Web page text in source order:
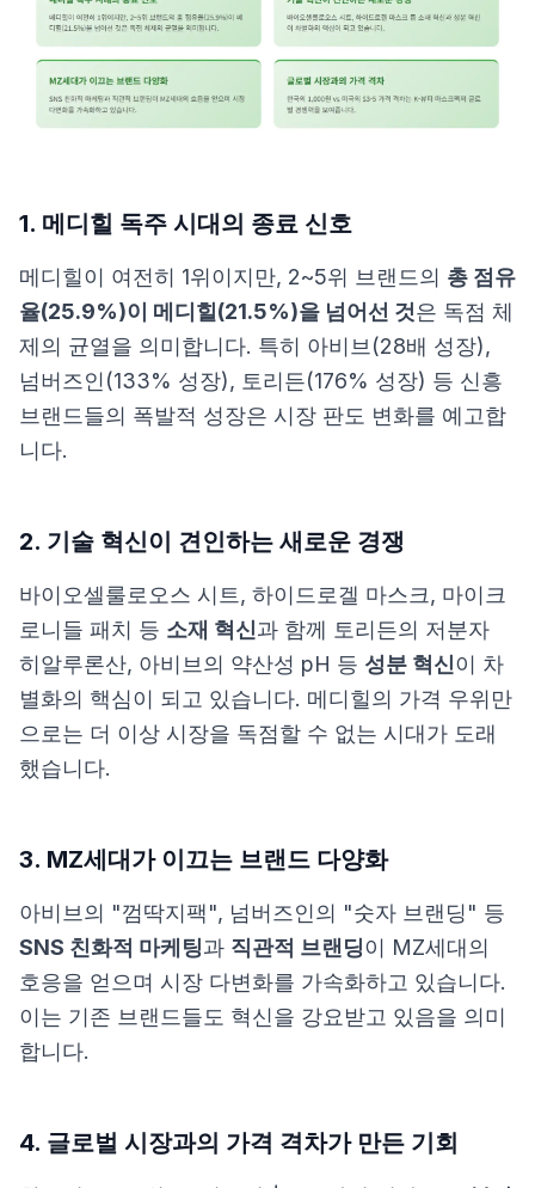
1. 메디힐 독주 시대의 종료 신호
메디힐이 여전히 1위이지만, 2~5위 브랜드의 총 점유
율(25.9%)이 메디힐(21.5%)을 넘어선 것은 독점 체
제의 균열을 의미합니다. 특히 아비브(28배 성장),
넘버즈인(133% 성장), 토리든(176% 성장) 등 신흥
브랜드들의 폭발적 성장은 시장 판도 변화를 예고합
니다.
2. 기술 혁신이 견인하는 새로운 경쟁
바이오셀룰로오스 시트, 하이드로겔 마스크, 마이크
로니들 패치 등 소재 혁신과 함께 토리든의 저분자
히알루론산, 아비브의 약산성 pH 등 성분 혁신이 차
별화의 핵심이 되고 있습니다. 메디힐의 가격 우위만
으로는 더 이상 시장을 독점할 수 없는 시대가 도래
했습니다.
3. MZ세대가 이끄는 브랜드 다양화
아비브의 "껌딱지팩", 넘버즈인의 "숫자 브랜딩" 등
SNS 친화적 마케팅과 직관적 브랜딩이 MZ세대의
호응을 얻으며 시장 다변화를 가속화하고 있습니다.
이는 기존 브랜드들도 혁신을 강요받고 있음을 의미
합니다.
4. 글로벌 시장과의 가격 격차가 만든 기회